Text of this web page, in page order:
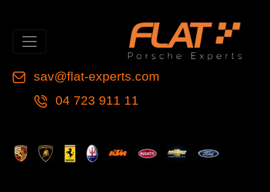
sav@flat-experts.com
04 723 911 11